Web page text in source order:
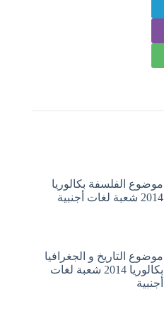
موضوع الفلسفة بكالوريا
2014 شعبة لغات أجنبية
موضوع التاريخ و الجغرافيا
بكالوريا 2014 شعبة لغات
أجنبية